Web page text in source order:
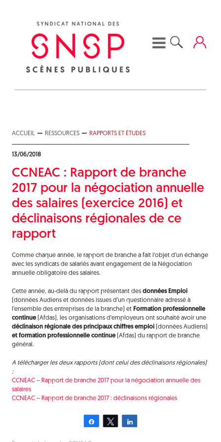
ACCUEIL RESSOURCES RAPPORTS ET ÉTUDES
13/06/2018
CCNEAC : Rapport de branche
2017 pour la négociation annuelle
des salaires (exercice 2016) et
déclinaisons régionales de ce
rapport
Comme chaque année, le rapport de branche a fait l’objet d’un échange
avec les syndicats de salariés avant engagement de la Négociation
annuelle obligatoire des salaires.
Cette année, au-delà du rapport présentant des données Emploi
(données Audiens et données issues d’un questionnaire adressé à
l’ensemble des entreprises de la branche) et Formation professionnelle
continue(Afdas), les organisations d’employeurs ont souhaité avoir une
déclinaison régionale des principaux chiffres emploi (données Audiens)
et formation professionnelle continue(Afdas) du rapport de branche
général.
A télécharger les deux rapports (dont celui des déclinaisons régionales)
:
CCNEAC – Rapport de branche 2017 pour la négociation annuelle des
salaires
CCNEAC – Rapport de branche 2017 : déclinaisons régionales
Partagez Tweetez